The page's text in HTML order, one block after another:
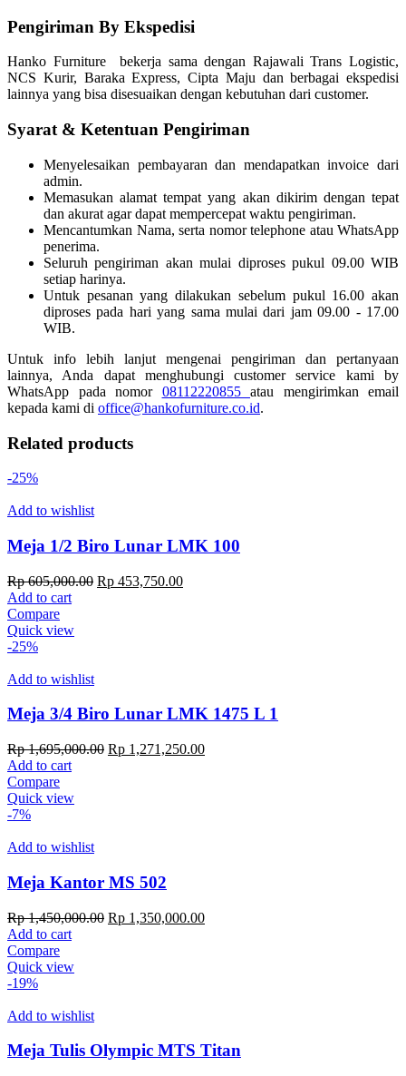
Pengiriman By Ekspedisi
Hanko Furniture bekerja sama dengan Rajawali Trans Logistic,
NCS Kurir, Baraka Express, Cipta Maju dan berbagai ekspedisi
lainnya yang bisa disesuaikan dengan kebutuhan dari customer.
Syarat & Ketentuan Pengiriman
Menyelesaikan pembayaran dan mendapatkan invoice dari
admin.
Memasukan alamat tempat yang akan dikirim dengan tepat
dan akurat agar dapat mempercepat waktu pengiriman.
Mencantumkan Nama, serta nomor telephone atau WhatsApp
penerima.
Seluruh pengiriman akan mulai diproses pukul 09.00 WIB
setiap harinya.
Untuk pesanan yang dilakukan sebelum pukul 16.00 akan
diproses pada hari yang sama mulai dari jam 09.00 - 17.00
WIB.
Untuk info lebih lanjut mengenai pengiriman dan pertanyaan
lainnya, Anda dapat menghubungi customer service kami by
WhatsApp pada nomor 08112220855 atau mengirimkan email
kepada kami di office@hankofurniture.co.id.
Related products
-25%
Add to wishlist
Meja 1/2 Biro Lunar LMK 100
Rp605,000.00 Original
Rp 453,750.00Current
Add to cart
Compare
Quick view
-25%
Add to wishlist
Meja 3/4 Biro Lunar LMK 1475 L 1
Rp1,695,000.00 Original
Rp 1,271,250.00Current
Add to cart
Compare
Quick view
-7%
Add to wishlist
Meja Kantor MS 502
Rp1,450,000.00 Original
Rp 1,350,000.00Current
Add to cart
Compare
Quick view
-19%
Add to wishlist
Meja Tulis Olympic MTS Titan